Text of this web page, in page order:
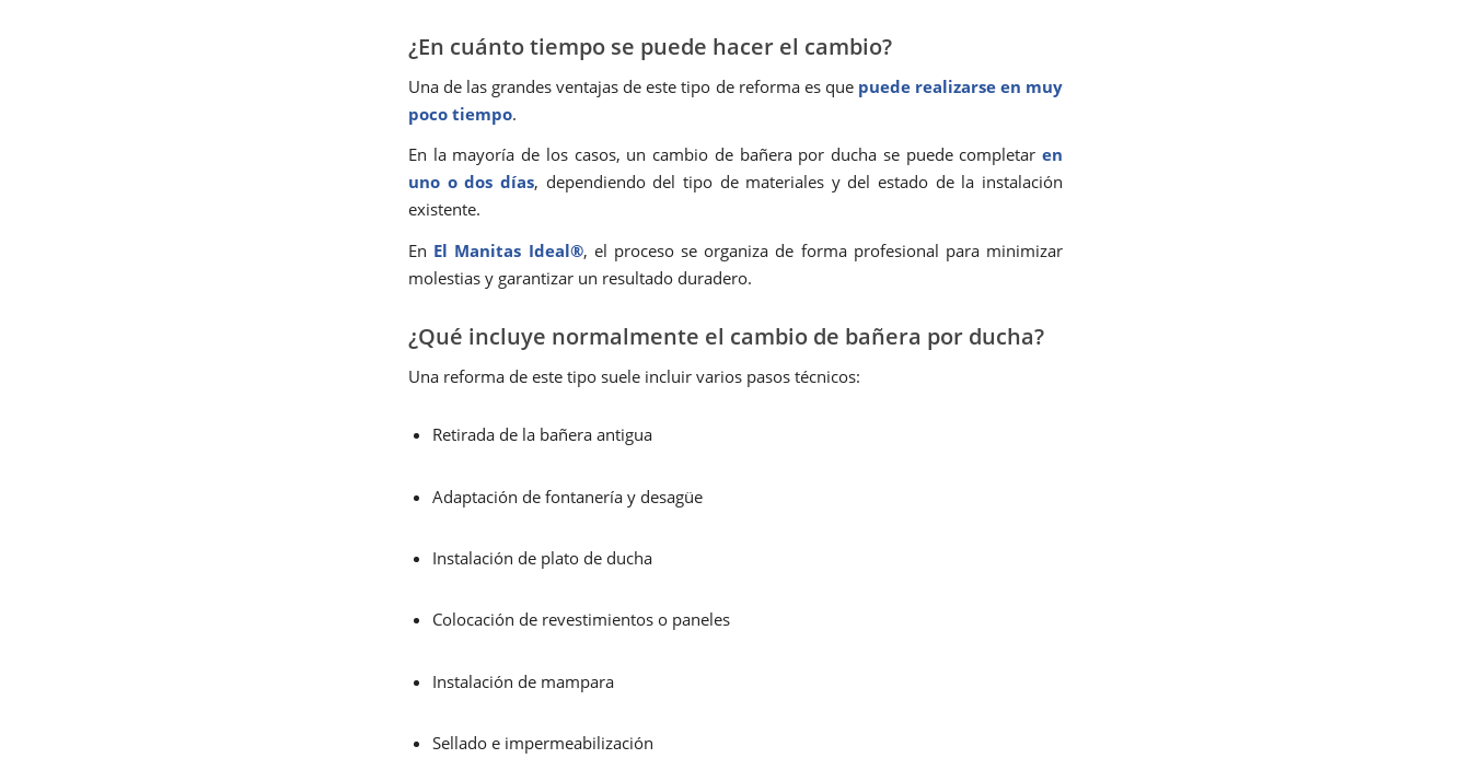
¿En cuánto tiempo se puede hacer el cambio?
Una de las grandes ventajas de este tipo de reforma es que puede realizarse en muy
poco tiempo.
En la mayoría de los casos, un cambio de bañera por ducha se puede completar en
uno o dos días, dependiendo del tipo de materiales y del estado de la instalación
existente.
En El Manitas Ideal®, el proceso se organiza de forma profesional para minimizar
molestias y garantizar un resultado duradero.
¿Qué incluye normalmente el cambio de bañera por ducha?
Una reforma de este tipo suele incluir varios pasos técnicos:
Retirada de la bañera antigua
Adaptación de fontanería y desagüe
Instalación de plato de ducha
Colocación de revestimientos o paneles
Instalación de mampara
Sellado e impermeabilización